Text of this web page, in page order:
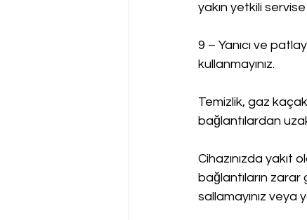
yakın yetkili servise
9 – Yanıcı ve
kullanmayınız.
Temizlik, gaz
bağlantılardan
Cihazınızda yakıt
bağlantıların
sallamayınız veya